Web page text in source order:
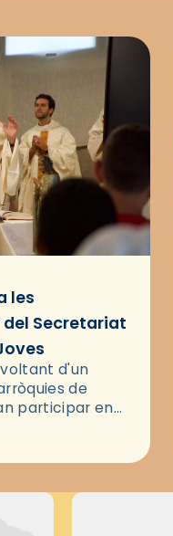
les
del Secretariat
voltant d'un
de
participar en
pel